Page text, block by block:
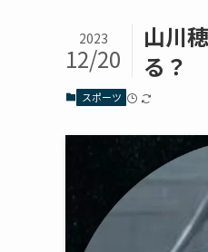
山川
る？
2023
12/20
スポーツ